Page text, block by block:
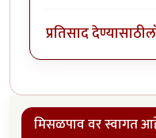
प्रतिसाद देण्यासाठी
मिसळपाव वर स्वागत